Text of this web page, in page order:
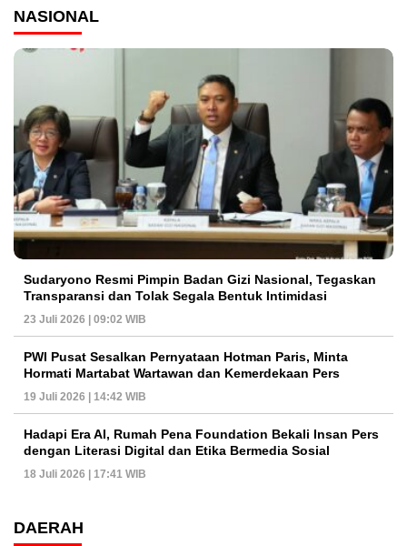
NASIONAL
Sudaryono Resmi Pimpin Badan Gizi Nasional, Tegaskan
Transparansi dan Tolak Segala Bentuk Intimidasi
23 Juli 2026 | 09:02 WIB
PWI Pusat Sesalkan Pernyataan Hotman Paris, Minta
Hormati Martabat Wartawan dan Kemerdekaan Pers
19 Juli 2026 | 14:42 WIB
Hadapi Era AI, Rumah Pena Foundation Bekali Insan Pers
dengan Literasi Digital dan Etika Bermedia Sosial
18 Juli 2026 | 17:41 WIB
DAERAH